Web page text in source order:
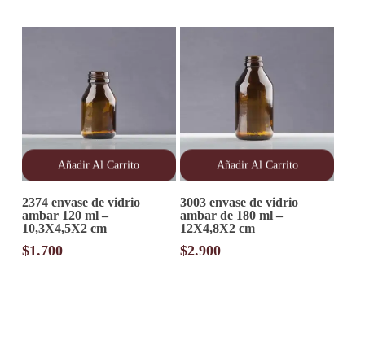
Añadir Al Carrito
2374 envase de vidrio
ambar 120 ml –
10,3X4,5X2 cm
$1.700
Añadir Al Carrito
3003 envase de vidrio
ambar de 180 ml –
12X4,8X2 cm
$2.900